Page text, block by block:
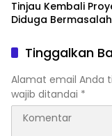
Tinjau Kembali
Diduga
Tinggalkan
Alamat email Anda
wajib ditandai *